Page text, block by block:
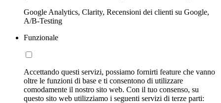
Google Analytics, Clarity, Recensioni dei clienti su Google,
A/B-Testing
Funzionale
Accettando questi servizi, possiamo fornirti feature che vanno
oltre le funzioni di base e ti consentono di utilizzare
comodamente il nostro sito web. Con il tuo consenso, su
questo sito web utilizziamo i seguenti servizi di terze parti: